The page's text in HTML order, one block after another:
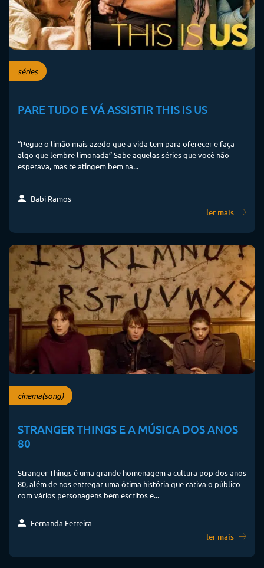
séries
PARE TUDO E VÁ ASSISTIR THIS IS US
“Pegue o limão mais azedo que a vida tem para oferecer e faça
algo que lembre limonada” Sabe aquelas séries que você não
esperava, mas te atingem bem na...
Babi Ramos
ler mais
cinema(song)
STRANGER THINGS E A MÚSICA DOS ANOS
80
Stranger Things é uma grande homenagem a cultura pop dos anos
80, além de nos entregar uma ótima história que cativa o público
com vários personagens bem escritos e...
Fernanda Ferreira
ler mais